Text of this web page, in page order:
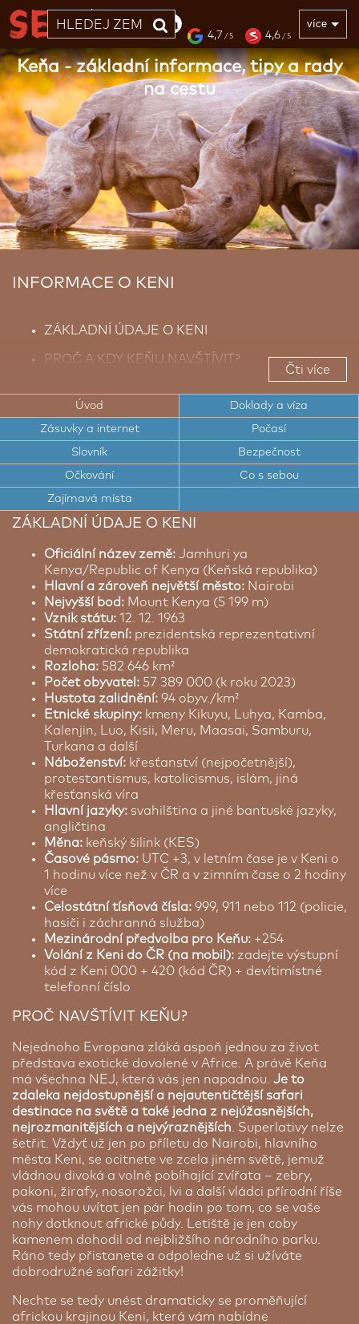
33 LET více
4,7 / 5 4,6 / 5
Keňa - základní informace, tipy a rady
na cestu
INFORMACE O KENI
ZÁKLADNÍ ÚDAJE O KENI
PROČ A KDY KEŇU NAVŠTÍVIT?
CESTOVNÍ DOKLADY A VÍZA DO KENI
ELEKTRICKÉ ZÁSUVKY A INTERNET V KENI
POČASÍ V KENI
STRUČNÝ SLOVNÍK SVAHILŠTINY
Čti více
Úvod Doklady a víza
Zásuvky a internet Počasí
Slovník Bezpečnost
Očkování Co s sebou
Zajímavá místa
ZÁKLADNÍ ÚDAJE O KENI
Oficiální název země: Jamhuri ya
Kenya/Republic of Kenya (Keňská republika)
Hlavní a zároveň největší město: Nairobi
Nejvyšší bod: Mount Kenya (5 199 m)
Vznik státu: 12. 12. 1963
Státní zřízení: prezidentská reprezentativní
demokratická republika
Rozloha: 582 646 km²
Počet obyvatel: 57 389 000 (k roku 2023)
Hustota zalidnění: 94 obyv./km²
Etnické skupiny: kmeny Kikuyu, Luhya, Kamba,
Kalenjin, Luo, Kisii, Meru, Maasai, Samburu,
Turkana a další
Náboženství: křesťanství (nejpočetnější),
protestantismus, katolicismus, islám, jiná
křesťanská víra
Hlavní jazyky: svahilština a jiné bantuské jazyky,
angličtina
Měna: keňský šilink (KES)
Časové pásmo: UTC +3, v letním čase je v Keni o
1 hodinu více než v ČR a v zimním čase o 2 hodiny
více
Celostátní tísňová čísla: 999, 911 nebo 112 (policie,
hasiči i záchranná služba)
Mezinárodní předvolba pro Keňu: +254
Volání z Keni do ČR (na mobil): zadejte výstupní
kód z Keni 000 + 420 (kód ČR) + devítimístné
telefonní číslo
PROČ NAVŠTÍVIT KEŇU?
Nejednoho Evropana zláká aspoň jednou za život
představa exotické dovolené v Africe. A právě Keňa
má všechna NEJ, která vás jen napadnou. Je to
zdaleka nejdostupnější a nejautentičtější safari
destinace na světě a také jedna z nejúžasnějších,
nejrozmanitějších a nejvýraznějších . Superlativy nelze
šetřit. Vždyť už jen po příletu do Nairobi, hlavního
města Keni, se ocitnete ve zcela jiném světě, jemuž
vládnou divoká a volně pobíhající zvířata – zebry,
pakoni, žirafy, nosorožci, lvi a další vládci přírodní říše
vás mohou uvítat jen pár hodin po tom, co se vaše
nohy dotknout africké půdy. Letiště je jen coby
kamenem dohodil od nejbližšího národního parku.
Ráno tedy přistanete a odpoledne už si užíváte
dobrodružné safari zážitky!
Nechte se tedy unést dramaticky se proměňující
africkou krajinou Keni, která vám nabídne